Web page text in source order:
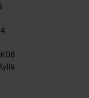
=
mm),
mm) ja